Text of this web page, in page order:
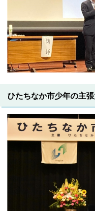
ひたちなか市少年の主